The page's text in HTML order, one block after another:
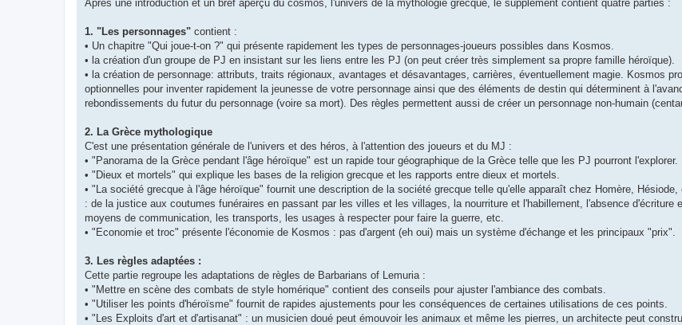
Après une introduction et un bref aperçu du cosmos, l'univers de la mythologie grecque, le supplément contient quatre parties :
1. "Les personnages" contient :
• Un chapitre "Qui joue-t-on ?" qui présente rapidement les types de personnages-joueurs possibles dans Kosmos.
• la création d'un groupe de PJ en insistant sur les liens entre les PJ (on peut créer très simplement sa propre famille héroïque).
• la création de personnage: attributs, traits régionaux, avantages et désavantages, carrières, éventuellement magie. Kosmos
optionnelles pour inventer rapidement la jeunesse de votre personnage ainsi que des éléments de destin qui déterminent à
rebondissements du futur du personnage (voire sa mort). Des règles permettent aussi de créer un personnage non-humain
2. La Grèce mythologique
C'est une présentation générale de l'univers et des héros, à l'attention des joueurs et du MJ :
• "Panorama de la Grèce pendant l'âge héroïque" est un rapide tour géographique de la Grèce telle que les PJ pourront l'explorer.
• "Dieux et mortels" qui explique les bases de la religion grecque et les rapports entre dieux et mortels.
• "La société grecque à l'âge héroïque" fournit une description de la société grecque telle qu'elle apparaît chez Homère,
: de la justice aux coutumes funéraires en passant par les villes et les villages, la nourriture et l'habillement, l'absence d'écriture
moyens de communication, les transports, les usages à respecter pour faire la guerre, etc.
• "Economie et troc" présente l'économie de Kosmos : pas d'argent (eh oui) mais un système d'échange et les principaux "prix".
3. Les règles adaptées :
Cette partie regroupe les adaptations de règles de Barbarians of Lemuria :
• "Mettre en scène des combats de style homérique" contient des conseils pour ajuster l'ambiance des combats.
• "Utiliser les points d'héroïsme" fournit de rapides ajustements pour les conséquences de certaines utilisations de ces points.
• "Les Exploits d'art et d'artisanat" : un musicien doué peut émouvoir les animaux et même les pierres, un architecte peut